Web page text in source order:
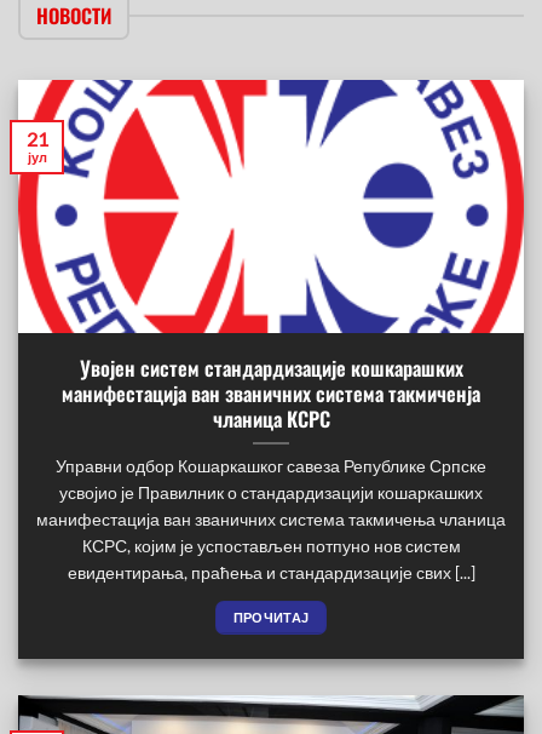
НОВОСТИ
Увојен систем стандардизације кошкарашких
манифестација ван званичних система такмиченја
чланица КСРС
Управни одбор Кошаркашког савеза Републике Српске
усвојио је Правилник о стандардизацији кошаркашких
манифестација ван званичних система такмичења чланица
КСРС, којим је успостављен потпуно нов систем
евидентирања, праћења и стандардизације свих [...]
ПРОЧИТАЈ
21
јул